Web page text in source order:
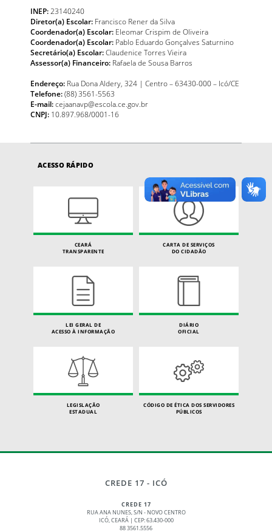
INEP: 23140240
Diretor(a) Escolar: Francisco Rener da Silva
Coordenador(a) Escolar: Eleomar Crispim de Oliveira
Coordenador(a) Escolar: Pablo Eduardo Gonçalves Saturnino
Secretário(a) Escolar:Claudenice Torres Vieira
Assessor(a) Financeiro: Rafaela de Sousa Barros
Endereço: Rua Dona Aldery, 324 | Centro – 63430-000 – Icó/CE
Telefone:(88) 3561-5563
E-mail:cejaanavp@escola.ce.gov.br
CNPJ: 10.897.968/0001-16
ACESSO RÁPIDO
CEARÁ
TRANSPARENTE
CARTA DE SERVIÇOS
DO CIDADÃO
LEI GERAL DE
ACESSO À INFORMAÇÃO
DIÁRIO
OFICIAL
LEGISLAÇÃO
ESTADUAL
CÓDIGO DE ÉTICA DOS SERVIDORES
PÚBLICOS
CREDE 17 - ICÓ
CREDE 17
RUA ANA NUNES, S/N - NOVO CENTRO
ICÓ, CEARÁ | CEP: 63.430-000
88 3561.5556